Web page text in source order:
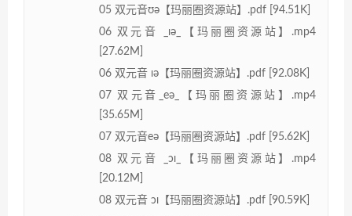
05 双元音ʊə【玛丽圈资源站】.pdf [94.51K]
06 双元音 _ɪə_【玛丽圈资源站】.mp4
[27.62M]
06 双元音 ɪə【玛丽圈资源站】.pdf [92.08K]
07 双元音_eə_【玛丽圈资源站】.mp4
[35.65M]
07 双元音eə【玛丽圈资源站】.pdf [95.62K]
08 双元音 _ɔɪ_【玛丽圈资源站】.mp4
[20.12M]
08 双元音 ɔɪ【玛丽圈资源站】.pdf [90.59K]